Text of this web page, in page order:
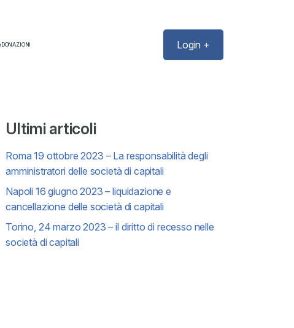
DONAZIONI Login +
Ultimi articoli
Roma 19 ottobre 2023 – La responsabilità degli
amministratori delle società di capitali
Napoli 16 giugno 2023 – liquidazione e
cancellazione delle società di capitali
Torino, 24 marzo 2023 – il diritto di recesso nelle
società di capitali